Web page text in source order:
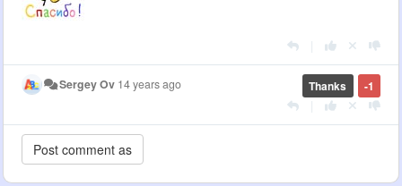
-1
Thanks
Sergey Ov 14 years ago